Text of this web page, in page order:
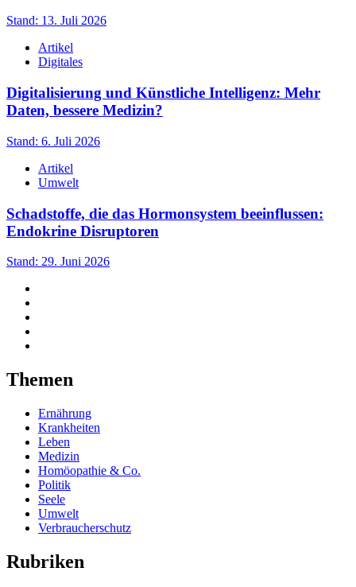
Stand: 13. Juli 2026
Artikel
Digitales
Digitalisierung und Künstliche Intelligenz: Mehr
Daten, bessere Medizin?
Stand: 6. Juli 2026
Artikel
Umwelt
Schadstoffe, die das Hormonsystem beeinflussen:
Endokrine Disruptoren
Stand: 29. Juni 2026
Themen
Ernährung
Krankheiten
Leben
Medizin
Homöopathie & Co.
Politik
Seele
Umwelt
Verbraucherschutz
Rubriken